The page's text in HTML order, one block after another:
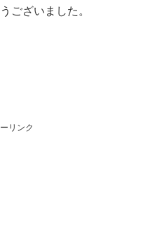
ございました。
リンク